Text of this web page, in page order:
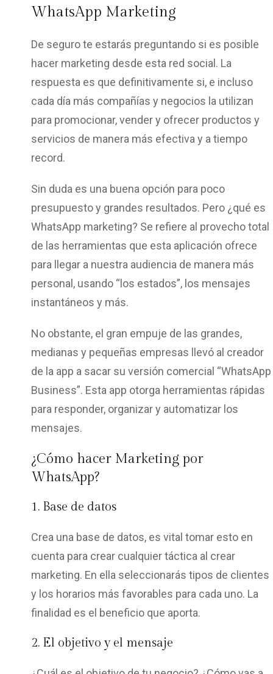
WhatsApp Marketing
De seguro te estarás preguntando si es posible
hacer marketing desde esta red social. La
respuesta es que definitivamente si, e incluso
cada día más compañías y negocios la utilizan
para promocionar, vender y ofrecer productos y
servicios de manera más efectiva y a tiempo
record.
Sin duda es una buena opción para poco
presupuesto y grandes resultados. Pero ¿qué es
WhatsApp marketing? Se refiere al provecho total
de las herramientas que esta aplicación ofrece
para llegar a nuestra audiencia de manera más
personal, usando “los estados”, los mensajes
instantáneos y más.
No obstante, el gran empuje de las grandes,
medianas y pequeñas empresas llevó al creador
de la app a sacar su versión comercial “WhatsApp
Business”. Esta app otorga herramientas rápidas
para responder, organizar y automatizar los
mensajes.
¿Cómo hacer Marketing por
WhatsApp?
1. Base de datos
Crea una base de datos, es vital tomar esto en
cuenta para crear cualquier táctica al crear
marketing. En ella seleccionarás tipos de clientes
y los horarios más favorables para cada uno. La
finalidad es el beneficio que aporta.
2. El objetivo y el mensaje